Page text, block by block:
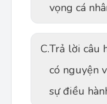
vọng cá
C.Trả lời câu
có nguyện
sự điều